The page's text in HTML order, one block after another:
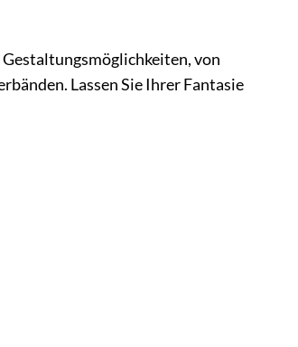
von
Lassen Sie Ihrer Fantasie